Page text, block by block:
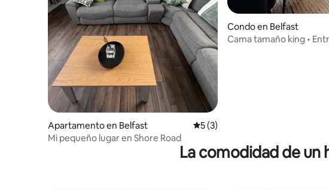
Apartamento en Belfast Calificación promedio: 5 de 5, 3
5 (3)
Mi pequeño lugar en Shore Road
Condo en Belfast
Cama tamaño king •
La comodidad de un